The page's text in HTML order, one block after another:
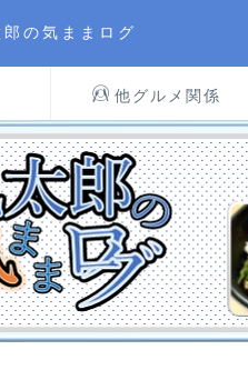
郎の気ままログ
他グルメ関係